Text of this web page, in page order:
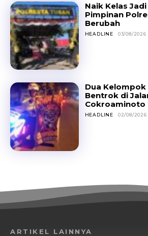
Naik Kelas
Pimpinan
Berubah
HEADLINE 03/08/2026
Dua Kelompok
Bentrok di
Cokroaminoto
HEADLINE 02/08/2026
ARTIKEL LAINNYA